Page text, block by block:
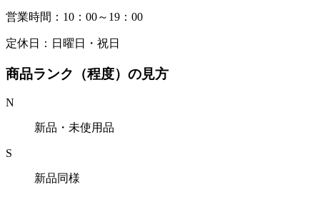
営業時間：10：00～19：00
定休日：日曜日・祝日
商品ランク（程度）の見方
N
新品・未使用品
S
新品同様